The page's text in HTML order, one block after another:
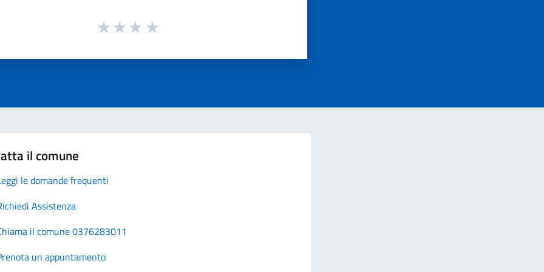
il comune
le domande frequenti
Assistenza
il comune 0376283011
un appuntamento